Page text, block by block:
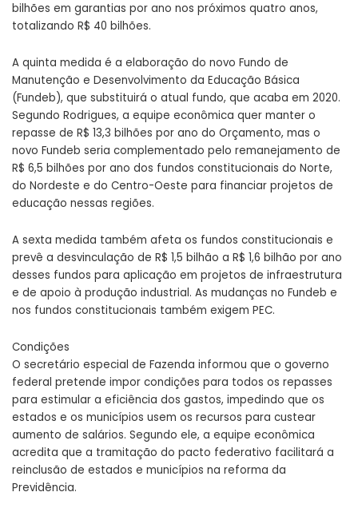
bilhões em garantias por ano nos próximos quatro anos,
totalizando R$ 40 bilhões.
A quinta medida é a elaboração do novo Fundo de
Manutenção e Desenvolvimento da Educação Básica
(Fundeb), que substituirá o atual fundo, que acaba em 2020.
Segundo Rodrigues, a equipe econômica quer manter o
repasse de R$ 13,3 bilhões por ano do Orçamento, mas o
novo Fundeb seria complementado pelo remanejamento de
R$ 6,5 bilhões por ano dos fundos constitucionais do Norte,
do Nordeste e do Centro-Oeste para financiar projetos de
educação nessas regiões.
A sexta medida também afeta os fundos constitucionais e
prevê a desvinculação de R$ 1,5 bilhão a R$ 1,6 bilhão por ano
desses fundos para aplicação em projetos de infraestrutura
e de apoio à produção industrial. As mudanças no Fundeb e
nos fundos constitucionais também exigem PEC.
Condições
O secretário especial de Fazenda informou que o governo
federal pretende impor condições para todos os repasses
para estimular a eficiência dos gastos, impedindo que os
estados e os municípios usem os recursos para custear
aumento de salários. Segundo ele, a equipe econômica
acredita que a tramitação do pacto federativo facilitará a
reinclusão de estados e municípios na reforma da
Previdência.